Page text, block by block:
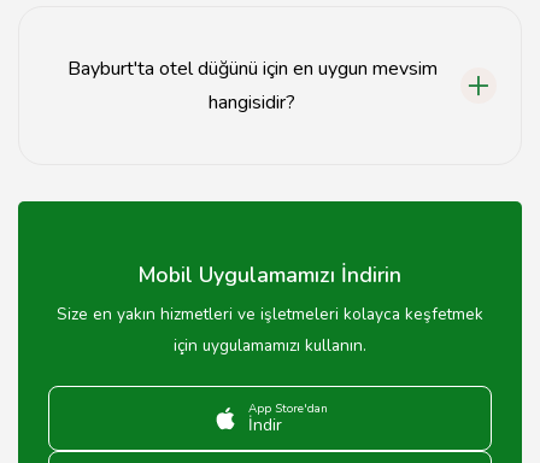
Bayburt'ta otel düğünü için en uygun mevsim
hangisidir?
bahar ve yaz aylarıdır.
Mobil Uygulamamızı İndirin
Size en yakın hizmetleri ve işletmeleri kolayca keşfetmek
için uygulamamızı kullanın.
App Store'dan
İndir